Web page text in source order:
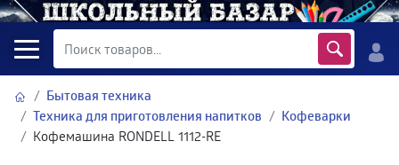
Бытовая техника
Техника для приготовления напитков
Кофеварки
Кофемашина RONDELL 1112-RE